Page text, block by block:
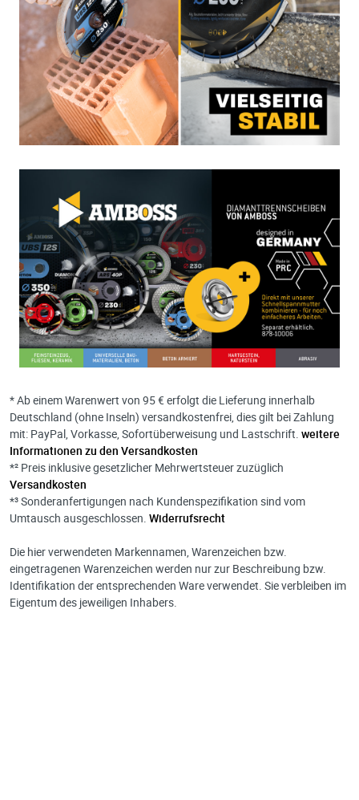
* Ab einem Warenwert von 95 € erfolgt die Lieferung innerhalb
Deutschland (ohne Inseln) versandkostenfrei, dies gilt bei Zahlung
mit: PayPal, Vorkasse, Sofortüberweisung und Lastschrift. weitere
Informationen zu den Versandkosten
*² Preis inklusive gesetzlicher Mehrwertsteuer zuzüglich
Versandkosten
*³ Sonderanfertigungen nach Kundenspezifikation sind vom
Umtausch ausgeschlossen. Widerrufsrecht
Die hier verwendeten Markennamen, Warenzeichen bzw.
eingetragenen Warenzeichen werden nur zur Beschreibung bzw.
Identifikation der entsprechenden Ware verwendet. Sie verbleiben im
Eigentum des jeweiligen Inhabers.